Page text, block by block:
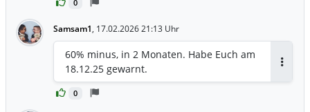
0
Samsam1, 17.02.2026 21:13 Uhr
0
60% minus, in 2 Monaten. Habe Euch am
18.12.25 gewarnt.